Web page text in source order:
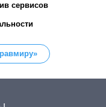
сервисов